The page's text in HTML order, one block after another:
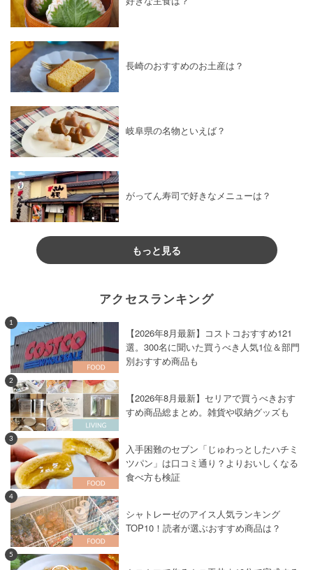
長崎のおすすめのお土産は？
岐阜県の名物といえば？
がってん寿司で好きなメニューは？
もっと見る
アクセスランキング
1
【2026年8月最新】コストコおすすめ121
選。300名に聞いた買うべき人気1位＆部門
別おすすめ商品も
2
【2026年8月最新】セリアで買うべきおす
すめ商品総まとめ。雑貨や収納グッズも
3
入手困難のセブン「じゅわっとしたハチミ
ツパン」は口コミ通り？よりおいしくなる
食べ方も検証
4
シャトレーゼのアイス人気ランキング
TOP10！読者が選ぶおすすめ商品は？
5